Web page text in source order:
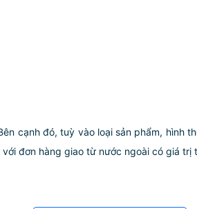
cạnh đó, tuỳ vào loại sản phẩm,
đơn hàng giao từ nước ngoài có giá trị